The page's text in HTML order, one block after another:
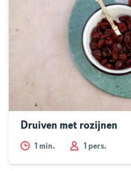
Druiven met rozijnen
1 min. 1 pers.